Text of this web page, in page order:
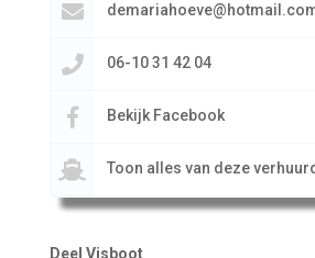
06-10 31 42 04
Bekijk Facebook
Toon alles van deze
Deel Visboot